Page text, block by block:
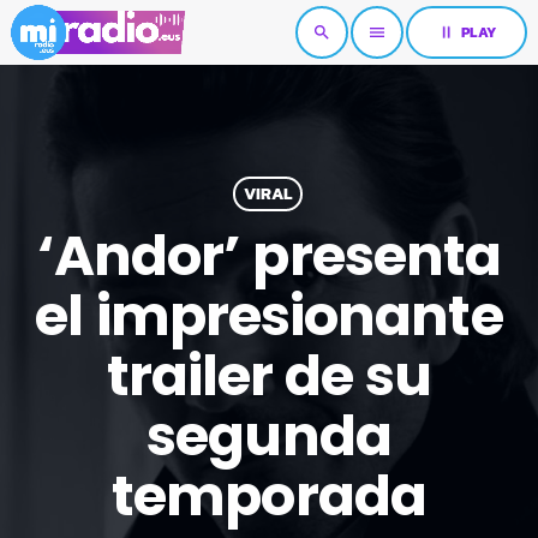
search menu pause PLAY
VIRAL
‘Andor’ presenta
el impresionante
trailer de su
segunda
temporada